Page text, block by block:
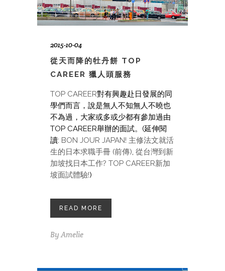
2015-10-04
從天而降的牡丹餅 TOP
CAREER 獵人頭服務
TOP CAREER對有興趣赴日發展的同
學們而言，說是無人不知無人不曉也
不為過，大家或多或少都有參加過由
TOP CAREER舉辦的面試。(延伸閱
讀: BON JOUR JAPAN! 主修法文就活
生的日本求職手冊 (前傳), 從台灣到新
加坡找日本工作? TOP CAREER新加
坡面試體驗!)
READ MORE
By Amelie